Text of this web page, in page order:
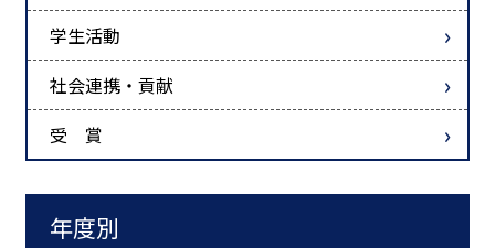
学生活動
社会連携・貢献
受 賞
年度別